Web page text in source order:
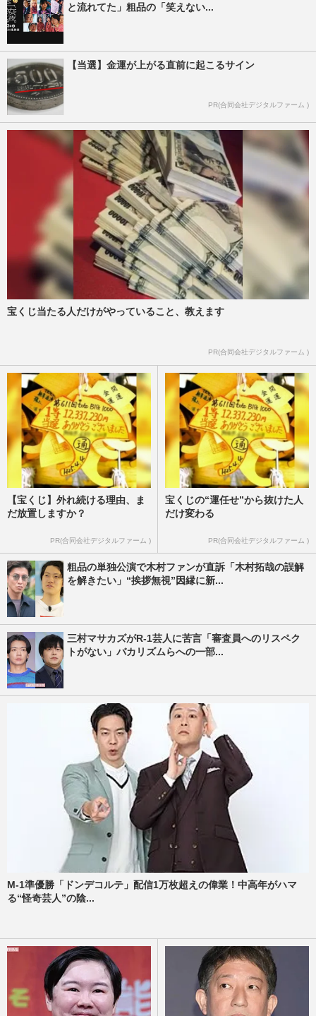
と流れてた」粗品の「笑えない...
【当選】金運が上がる直前に起こるサイン
PR(合同会社デジタルファーム )
宝くじ当たる人だけがやっていること、教えます
PR(合同会社デジタルファーム )
【宝くじ】外れ続ける理由、ま
だ放置しますか？
PR(合同会社デジタルファーム )
宝くじの“運任せ”から抜けた人
だけ変わる
PR(合同会社デジタルファーム )
粗品の単独公演で木村ファンが直訴「木村拓哉の誤解
を解きたい」“挨拶無視”因縁に新...
三村マサカズがR-1芸人に苦言「審査員へのリスペク
トがない」バカリズムらへの一部...
M-1準優勝「ドンデコルテ」配信1万枚超えの偉業！中高年がハマ
る“怪奇芸人”の陰...